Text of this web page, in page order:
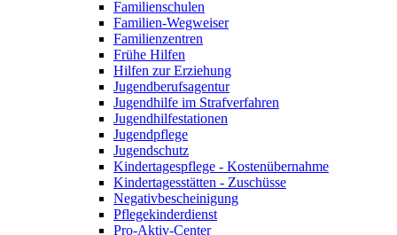
Familienschulen
Familien-Wegweiser
Familienzentren
Frühe Hilfen
Hilfen zur Erziehung
Jugendberufsagentur
Jugendhilfe im Strafverfahren
Jugendhilfestationen
Jugendpflege
Jugendschutz
Kindertagespflege - Kostenübernahme
Kindertagesstätten - Zuschüsse
Negativbescheinigung
Pflegekinderdienst
Pro-Aktiv-Center